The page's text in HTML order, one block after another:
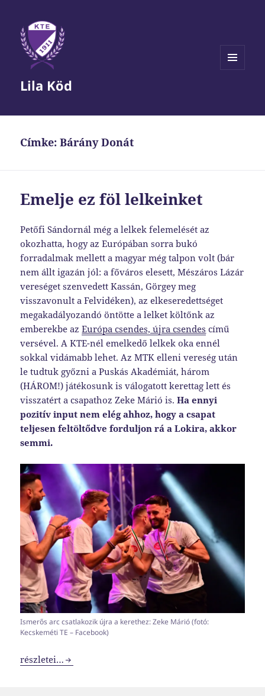
Lila Köd
Címke:Bárány Donát
Emelje ez föl lelkeinket
Petőfi Sándornál még a lelkek felemelését az
okozhatta, hogy az Európában sorra bukó
forradalmak mellett a magyar még talpon volt (bár
nem állt igazán jól: a főváros elesett, Mészáros Lázár
vereséget szenvedett Kassán, Görgey meg
visszavonult a Felvidéken), az elkeseredettséget
megakadályozandó öntötte a lelket költőnk az
emberekbe azEurópa csendes, újra csendes című
versével. A KTE-nél emelkedő lelkek oka ennél
sokkal vidámabb lehet. Az MTK elleni vereség után
le tudtuk győzni a Puskás Akadémiát, három
(HÁROM!) játékosunk is válogatott kerettag lett és
visszatért a csapathoz Zeke Márió is.Ha ennyi
pozitív input nem elég ahhoz, hogy a csapat
teljesen feltöltődve forduljon rá a Lokira, akkor
semmi.
Ismerős arc csatlakozik újra a kerethez: Zeke Márió (fotó:
Kecskeméti TE – Facebook)
Emelje ez föl lelkeinket
részletei…